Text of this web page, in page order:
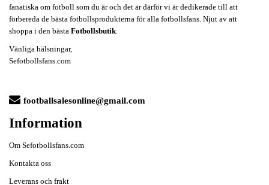
fanatiska om fotboll som du är och det är därför vi är dedikerade till att
förbereda de bästa fotbollsprodukterna för alla fotbollsfans. Njut av att
shoppa i den bästa Fotbollsbutik.
Vänliga hälsningar,
Sefotbollsfans.com
footballsalesonline@gmail.com
Information
Om Sefotbollsfans.com
Kontakta oss
Leverans och frakt